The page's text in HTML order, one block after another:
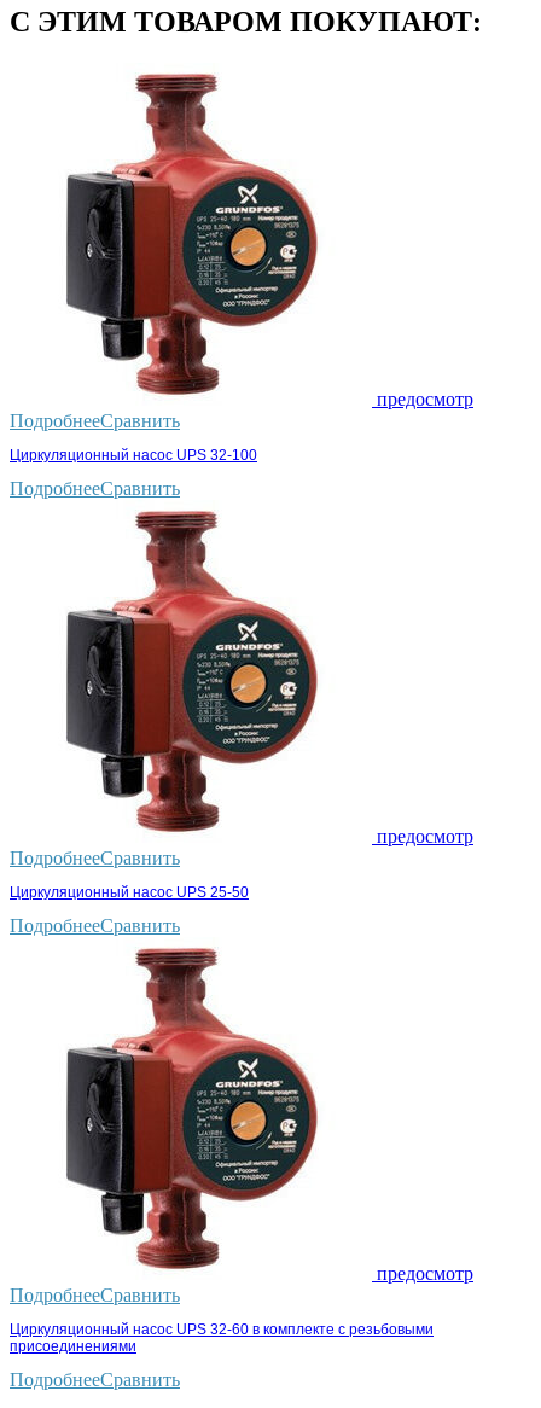
С ЭТИМ ТОВАРОМ ПОКУПАЮТ:
предосмотр
ПодробнееСравнить
Циркуляционный насос UPS 32-100
ПодробнееСравнить
предосмотр
ПодробнееСравнить
Циркуляционный насос UPS 25-50
ПодробнееСравнить
предосмотр
ПодробнееСравнить
Циркуляционный насос UPS 32-60 в комплекте с резьбовыми
присоединениями
ПодробнееСравнить